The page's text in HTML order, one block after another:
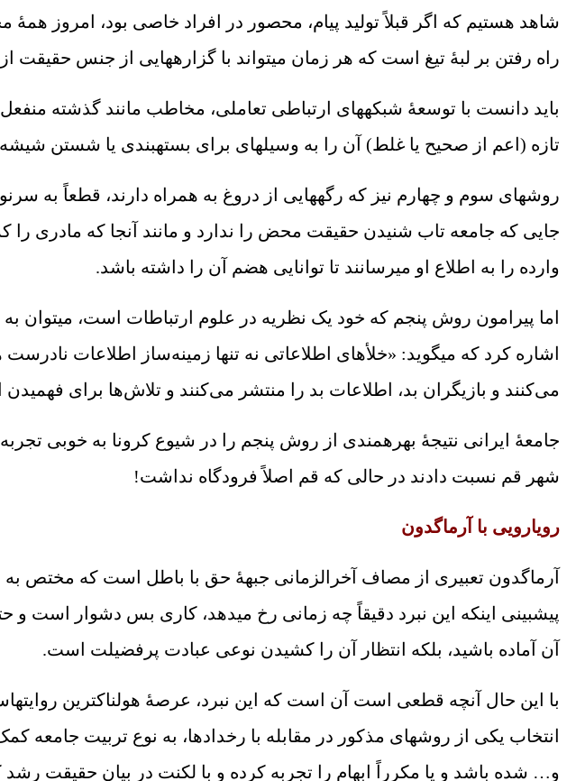
شاهد هستیم که اگر قبلاً تولید پیام، محصور در افراد خاصی بود، امروز
راه رفتن بر لبۀ تیغ است که هر زمان می‏تواند با گزاره‏هایی از جنس حقیقت
باید دانست با توسعۀ شبکه‏های ارتباطی تعاملی، مخاطب مانند گذشته
تازه (اعم از صحیح یا غلط) آن را به وسیله‏ای برای بسته‏بندی یا شستن
روش‏های سوم و چهارم نیز که رگه‏هایی از دروغ به همراه دارند، قطعاً به
جایی که جامعه تاب شنیدن حقیقت محض را ندارد و مانند آنجا که مادری
وارده را به اطلاع او می‏رسانند تا توانایی هضم آن را داشته باشد.
اما پیرامون روش پنجم که خود یک نظریه در علوم ارتباطات است، می‏توان به این گزارۀ مجله فکتال در
اشاره کرد که می‏گوید: «خلأهای اطلاعاتی نه تنها زمینه‌ساز اطلاعات
می‌کنند و بازیگران بد، اطلاعات بد را منتشر می‌کنند و تلاش‌ها برای فهمیدن
جامعۀ ایرانی نتیجۀ بهره‏مندی از روش پنجم را در شیوع کرونا به خوبی
شهر قم نسبت دادند در حالی که قم اصلاً فرودگاه نداشت!
رویارویی با آرماگدون
آرماگدون تعبیری از مصاف آخرالزمانی جبهۀ حق با باطل است که مختص به
پیش‏بینی این‏که این نبرد دقیقاً چه زمانی رخ می‏دهد، کاری بس دشوار
آن آماده باشید، بلکه انتظار آن را کشیدن نوعی عبادت پرفضیلت است.
با این حال آن‏چه قطعی است آن است که این نبرد، عرصۀ هولناک‏ترین
انتخاب یکی از روش‏های مذکور در مقابله با رخدادها، به نوع تربیت جامعه
و… شده باشد و یا مکرراً ابهام را تجربه کرده و با لکنت در بیان حقیقت رشد